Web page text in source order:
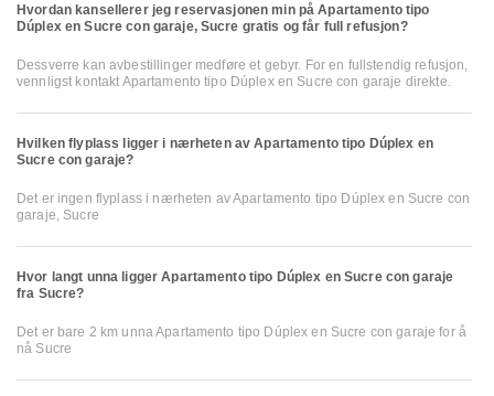
Hvordan kansellerer jeg reservasjonen min på Apartamento tipo
Dúplex en Sucre con garaje, Sucre gratis og får full refusjon?
Dessverre kan avbestillinger medføre et gebyr. For en fullstendig refusjon,
vennligst kontakt Apartamento tipo Dúplex en Sucre con garaje direkte.
Hvilken flyplass ligger i nærheten av Apartamento tipo Dúplex en
Sucre con garaje?
Det er ingen flyplass i nærheten av Apartamento tipo Dúplex en Sucre con
garaje, Sucre
Hvor langt unna ligger Apartamento tipo Dúplex en Sucre con garaje
fra Sucre?
Det er bare 2 km unna Apartamento tipo Dúplex en Sucre con garaje for å
nå Sucre